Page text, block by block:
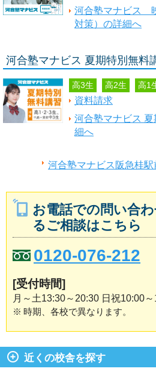
河合塾マナビス阪急桂
河合塾マナビス
対策）の詳細へ
河合塾マナビス 夏期特別無料
高3生 高2生 高1
資料請求
河合塾マナビス
細へ
お電話での問い合
るご相談はこちら
0120-076-212
[受付時間]
月～土13:30～20:30 日祝10:00
※ 時期、各校で異なります。
近くの校舎を探す